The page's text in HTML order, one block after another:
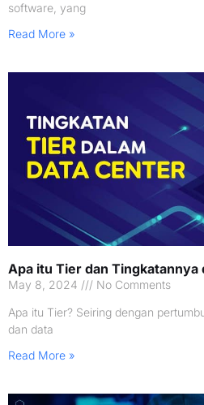
software, yang
Read More »
Apa itu Tier dan Tingkatannya
May 8, 2024
No Comments
Apa itu Tier? Seiring dengan
dan data
Read More »